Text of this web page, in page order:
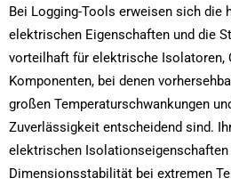
Bei Logging-Tools erweisen sich die
elektrischen Eigenschaften und die
vorteilhaft für elektrische Isolatoren,
Komponenten, bei denen
großen Temperaturschwankungen
Zuverlässigkeit entscheidend sind.
elektrischen Isolationseigenschaften
Dimensionsstabilität bei extremen